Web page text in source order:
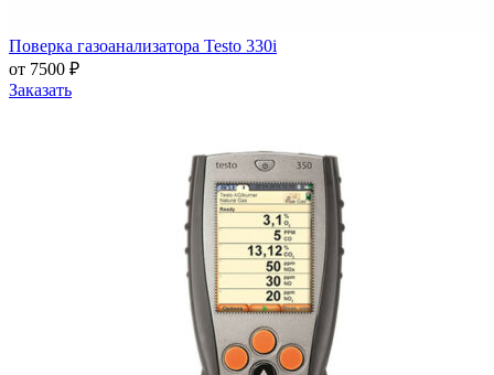
Поверка газоанализатора Testo 330i
от 7500 ₽
Заказать